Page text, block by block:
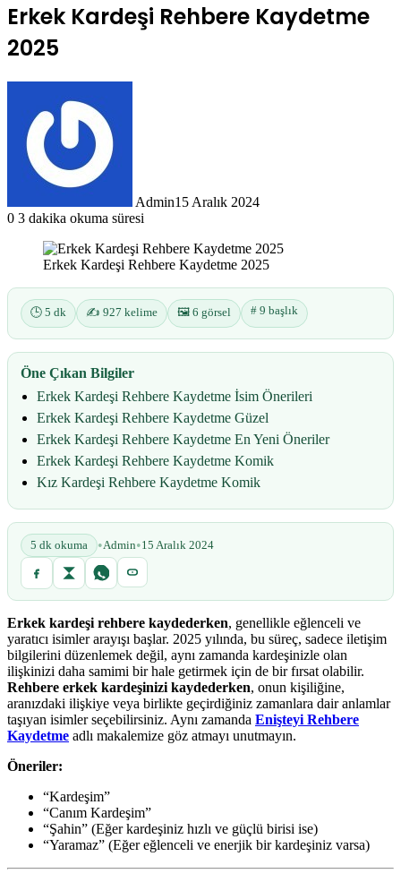
Erkek Kardeşi Rehbere Kaydetme
2025
Admin15 Aralık 2024
0 3 dakika okuma süresi
Erkek Kardeşi Rehbere Kaydetme 2025
🕒 5 dk ✍️ 927 kelime 🖼️ 6 görsel # 9 başlık
Öne Çıkan Bilgiler
Erkek Kardeşi Rehbere Kaydetme İsim Önerileri
Erkek Kardeşi Rehbere Kaydetme Güzel
Erkek Kardeşi Rehbere Kaydetme En Yeni Öneriler
Erkek Kardeşi Rehbere Kaydetme Komik
Kız Kardeşi Rehbere Kaydetme Komik
5 dk okuma •Admin•15 Aralık 2024
Erkek kardeşi rehbere kaydederken, genellikle eğlenceli ve
yaratıcı isimler arayışı başlar. 2025 yılında, bu süreç, sadece iletişim
bilgilerini düzenlemek değil, aynı zamanda kardeşinizle olan
ilişkinizi daha samimi bir hale getirmek için de bir fırsat olabilir.
Rehbere erkek kardeşinizi kaydederken, onun kişiliğine,
aranızdaki ilişkiye veya birlikte geçirdiğiniz zamanlara dair anlamlar
taşıyan isimler seçebilirsiniz. Aynı zamanda Enişteyi Rehbere
Kaydetme adlı makalemize göz atmayı unutmayın.
Öneriler:
“Kardeşim”
“Canım Kardeşim”
“Şahin” (Eğer kardeşiniz hızlı ve güçlü birisi ise)
“Yaramaz” (Eğer eğlenceli ve enerjik bir kardeşiniz varsa)